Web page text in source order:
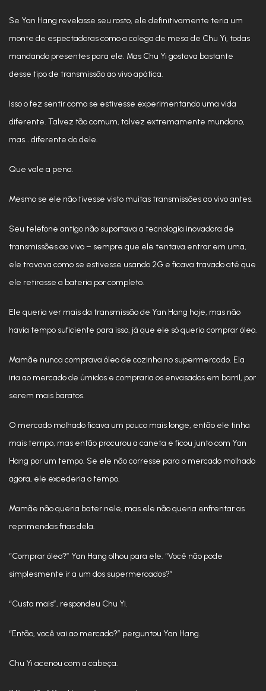
Se Yan Hang revelasse seu rosto, ele definitivamente teria um
monte de espectadoras como a colega de mesa de Chu Yi, todas
mandando presentes para ele. Mas Chu Yi gostava bastante
desse tipo de transmissão ao vivo apática.
Isso o fez sentir como se estivesse experimentando uma vida
diferente. Talvez tão comum, talvez extremamente mundano,
mas… diferente do dele.
Que vale a pena.
Mesmo se ele não tivesse visto muitas transmissões ao vivo antes.
Seu telefone antigo não suportava a tecnologia inovadora de
transmissões ao vivo – sempre que ele tentava entrar em uma,
ele travava como se estivesse usando 2G e ficava travado até que
ele retirasse a bateria por completo.
Ele queria ver mais da transmissão de Yan Hang hoje, mas não
havia tempo suficiente para isso, já que ele só queria comprar óleo.
Mamãe nunca comprava óleo de cozinha no supermercado. Ela
iria ao mercado de úmidos e compraria os envasados ​​em barril, por
serem mais baratos.
O mercado molhado ficava um pouco mais longe, então ele tinha
mais tempo, mas então procurou a caneta e ficou junto com Yan
Hang por um tempo. Se ele não corresse para o mercado molhado
agora, ele excederia o tempo.
Mamãe não queria bater nele, mas ele não queria enfrentar as
reprimendas frias dela.
“Comprar óleo?” Yan Hang olhou para ele. “Você não pode
simplesmente ir a um dos supermercados?”
“Custa mais”, respondeu Chu Yi.
“Então, você vai ao mercado?” perguntou Yan Hang.
Chu Yi acenou com a cabeça.